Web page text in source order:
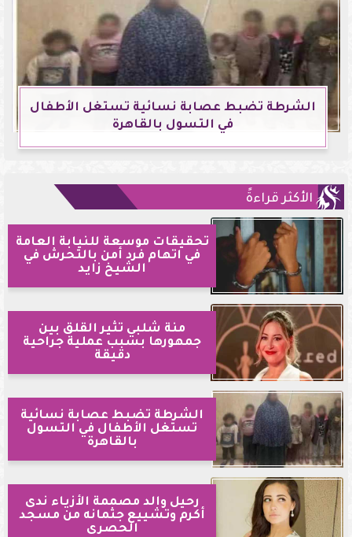
الشرطة تضبط عصابة نسائية تستغل الأطفال
في التسول بالقاهرة
الأكثر قراءةً
تحقيقات موسعة للنيابة العامة
في اتهام فرد أمن بالتحرش في
الشيخ زايد
منة شلبي تثير القلق بين
جمهورها بسبب عملية جراحية
دقيقة
الشرطة تضبط عصابة نسائية
تستغل الأطفال في التسول
بالقاهرة
رحيل والد مصممة الأزياء ندى
أكرم وتشييع جثمانه من مسجد
الحصرى